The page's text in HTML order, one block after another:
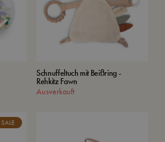
Schnuffeltuch mit Beißring -
Rehkitz Fawn
Ausverkauft
SALE